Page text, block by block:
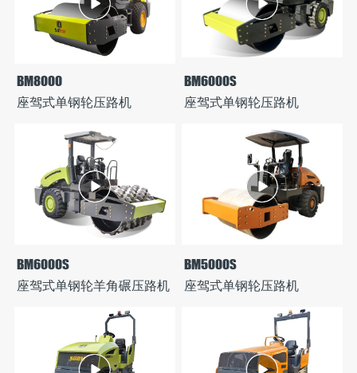
BM8000
座驾式单钢轮压路机
BM6000S
座驾式单钢轮压路机
BM6000S
座驾式单钢轮羊角碾压路机
BM5000S
座驾式单钢轮压路机